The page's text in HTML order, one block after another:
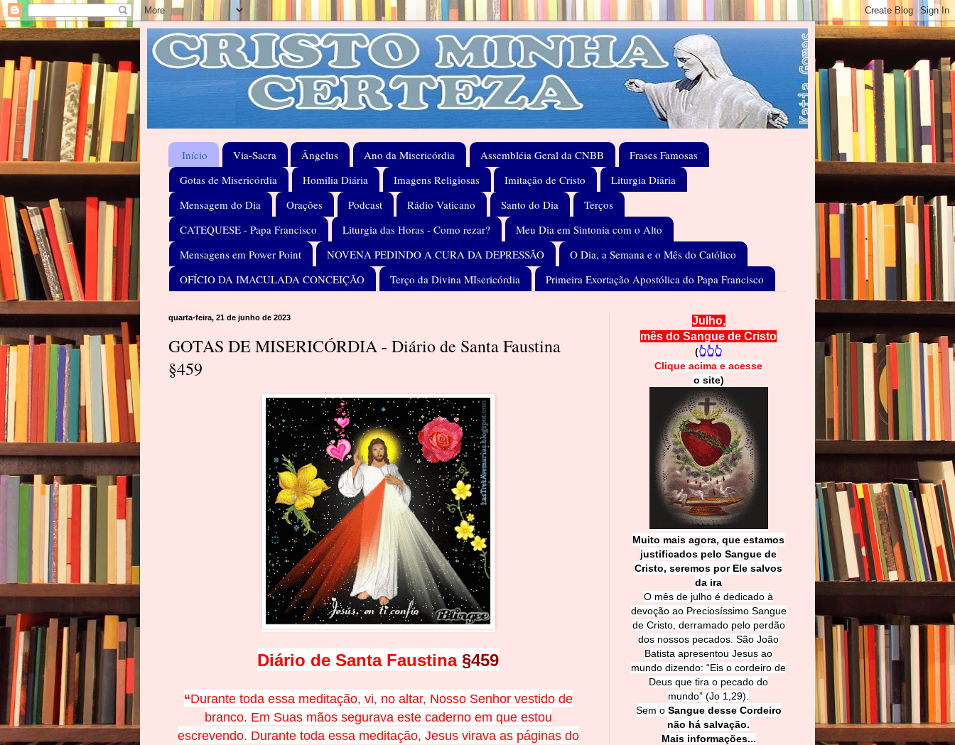
Início Via-Sacra Ângelus Ano da Misericórdia Assembléia Geral da CNBB
Frases Famosas
Gotas de Misericórdia
Homilia Diária Imagens Religiosas Imitação de Cristo
Liturgia Diária
Mensagem do Dia
Orações Podcast Rádio Vaticano Santo do Dia
Terços
CATEQUESE - Papa Francisco
Liturgia das Horas - Como rezar?
Meu Dia em Sintonia com o Alto
Mensagens em Power Point
NOVENA PEDINDO A CURA DA DEPRESSÃO
O Dia, a Semana e o Mês do Católico
OFÍCIO DA IMACULADA CONCEIÇÃO
Terço da Divina MIsericórdia Primeira Exortação Apostólica do Papa Francisco
quarta-feira, 21 de junho de 2023
GOTAS DE MISERICÓRDIA - Diário de Santa Faustina
§459
Diário de Santa Faustina §459
“Durante toda essa meditação, vi, no altar, Nosso Senhor vestido de
branco. Em Suas mãos segurava este caderno em que estou
escrevendo. Durante toda essa meditação, Jesus virava as páginas do
Julho,
mês do Sangue de Cristo
(👆👆👆
Clique acima e acesse
o site)
Muito mais agora, que estamos
justificados pelo Sangue de
Cristo, seremos por Ele salvos
da ira
O mês de julho é dedicado à
devoção ao Preciosíssimo Sangue
de Cristo, derramado pelo perdão
dos nossos pecados. São João
Batista apresentou Jesus ao
mundo dizendo: “Eis o cordeiro de
Deus que tira o pecado do
mundo” (Jo 1,29).
Sem o Sangue desse Cordeiro
não há salvação.
Mais informações...